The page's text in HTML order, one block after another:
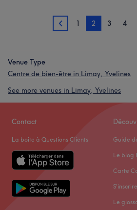
1 1 2 3 4
Venue Type
Centre de bien-être in Limay, Yvelines
See more venues in Limay, Yvelines
Contact
La boîte à Questions Clients Guide
Le blog
Carte
Le